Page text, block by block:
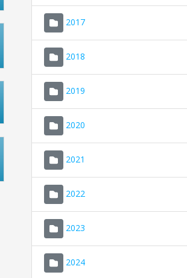
2017
2018
2019
2020
2021
2022
2023
2024